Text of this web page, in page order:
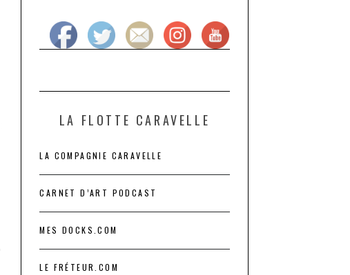
LA FLOTTE CARAVELLE
LA COMPAGNIE CARAVELLE
CARNET D’ART PODCAST
MES DOCKS.COM
LE FRÉTEUR.COM